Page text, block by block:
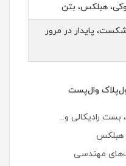
هبلکس، بتن
پایدار در مرور
وال‌پست
رادیکالی و...
هبلکس
مهندسی